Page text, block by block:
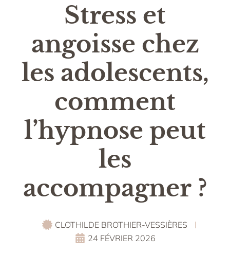
Stress et
angoisse chez
les adolescents,
comment
l’hypnose peut
les
accompagner ?
CLOTHILDE BROTHIER-VESSIÈRES
24 FÉVRIER 2026